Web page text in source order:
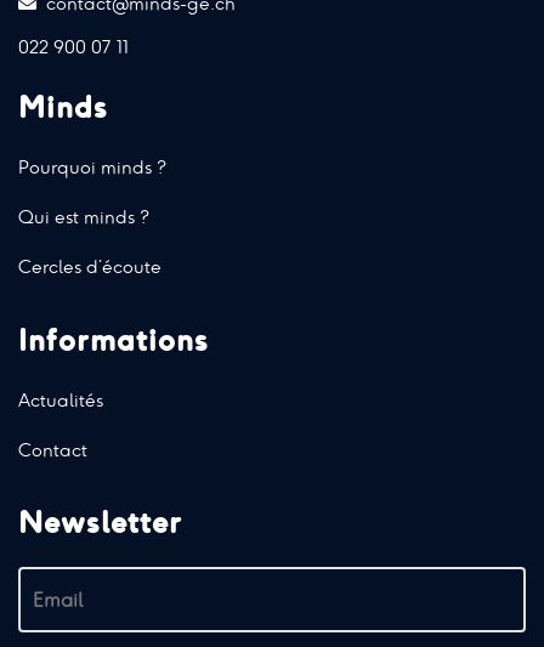
022 900 07 11
Minds
Pourquoi minds ?
Qui est minds ?
Cercles d’écoute
Informations
Actualités
Contact
Newsletter